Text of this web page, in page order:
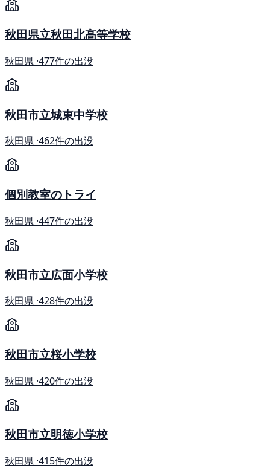
秋田県立秋田北高等学校
秋田県 ·477件の出没
秋田市立城東中学校
秋田県 ·462件の出没
個別教室のトライ
秋田県 ·447件の出没
秋田市立広面小学校
秋田県 ·428件の出没
秋田市立桜小学校
秋田県 ·420件の出没
秋田市立明徳小学校
秋田県 ·415件の出没